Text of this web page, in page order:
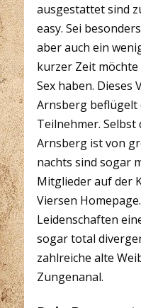
ausgestattet sind
easy. Sei
aber auch ein
kurzer Zeit möchte
Sex haben. Dieses
Arnsberg beflügelt
Teilnehmer. Selbst
Arnsberg ist von
nachts sind sogar
Mitglieder auf der
Viersen
Leidenschaften
sogar total
zahlreiche alte
Zungenanal.